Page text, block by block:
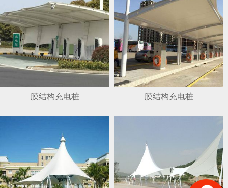
膜结构充电桩 膜结构充电桩